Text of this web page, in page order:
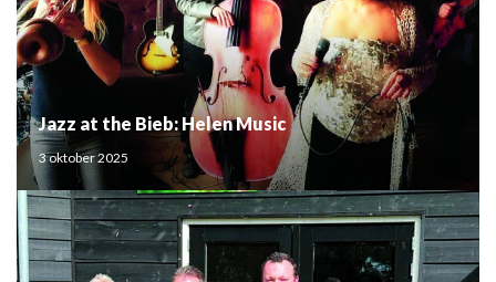
Jazz at the Bieb: Helen Music
3 oktober 2025